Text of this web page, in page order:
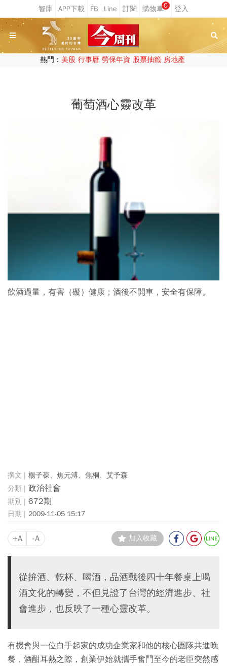
0
熱門： 美股 行事曆 勞保年資 股票抽籤 房地產
葡萄酒心靈改革
飲酒過量，有害（礙）健康；酒後不開車，安全有保障。
楊子葆、焦元溥、焦桐、艾予森
政治社會
672期
2009-11-05 15:17
+A -A 加入收藏
從拚酒、乾杯、喝酒，品酒戰後四十年餐桌上喝
酒文化的轉變，不但見證了台灣的經濟進步、社
會進步，也反映了一種心靈改革。
有機會與一位白手起家的成功企業家和他的核心團隊共進晚
餐，酒酣耳熱之際，創業伊始就攜手奮鬥至今的老臣突然感